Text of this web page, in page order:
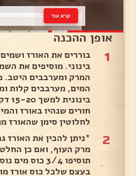
קרא עוד
אופן ההכנה
1
בוררים את האורז
בינוני. מוסיפים את
המרק ומערבבים היטב.
המים, מערבבים קלות
חורים שנהיו באורז
לחלוטין סימן שהאורז
2
*ניתן להכין את האורז
מרק העוף, ואם כן
תוסיפו 3/4 כוס
בעצם שלכל כוס אורז